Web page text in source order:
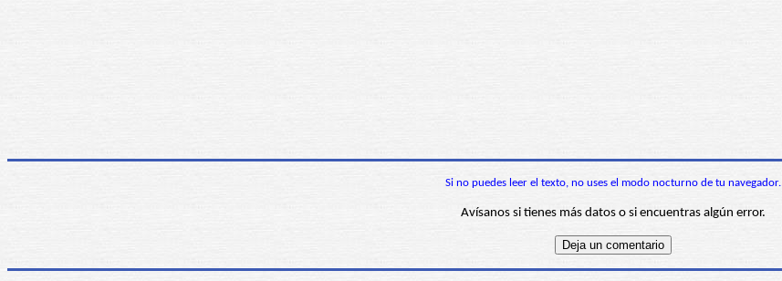
Si no puedes leer el texto, no uses el modo nocturno de tu navegador.
Avísanos si tienes más datos o si encuentras algún error.